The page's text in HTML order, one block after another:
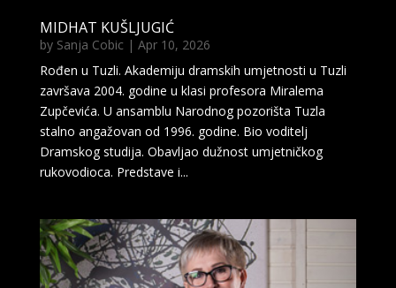
MIDHAT KUŠLJUGIĆ
by Sanja Cobic| Apr 10, 2026
Rođen u Tuzli. Akademiju dramskih umjetnosti u Tuzli
završava 2004. godine u klasi profesora Miralema
Zupčevića. U ansamblu Narodnog pozorišta Tuzla
stalno angažovan od 1996. godine. Bio voditelj
Dramskog studija. Obavljao dužnost umjetničkog
rukovodioca. Predstave i...